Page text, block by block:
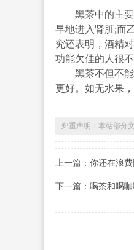
黑茶中的主要
早地进入肾脏;而
究还表明，酒精
功能欠佳的人很不
黑茶不但不能
更好。如无水果
郑重声明：本站部分
上一篇： 你还在浪
下一篇： 喝茶和喝